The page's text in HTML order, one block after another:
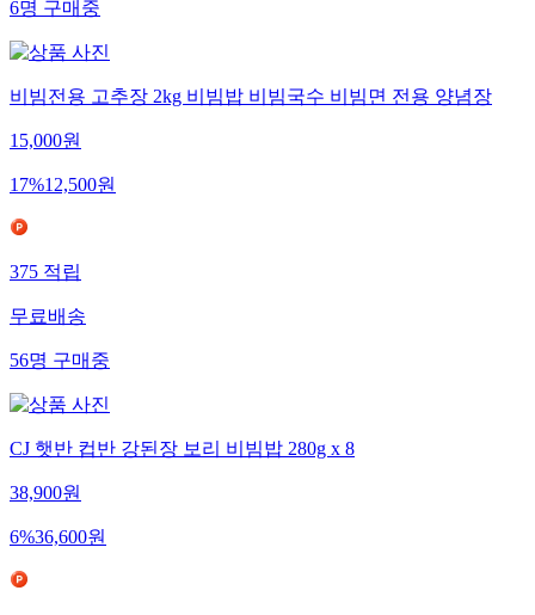
6명구매중
비빔전용 고추장 2kg 비빔밥 비빔국수 비빔면 전용 양념장
15,000원
17%12,500원
375적립
무료배송
56명구매중
CJ 햇반 컵반 강된장 보리 비빔밥 280g x 8
38,900원
6%36,600원